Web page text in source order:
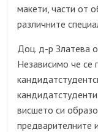
макети, части от
различните
Доц. д-р Златева
Независимо че се
висшето си
предварителните